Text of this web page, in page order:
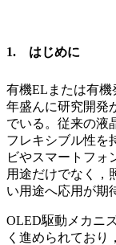
1. はじめに
有機ELまたは有機
年盛んに研究開発
でいる。従来の液
フレキシブル性を
ビやスマートフォ
用途だけでなく，
い用途へ応用が期
OLED駆動メカニ
く進められており